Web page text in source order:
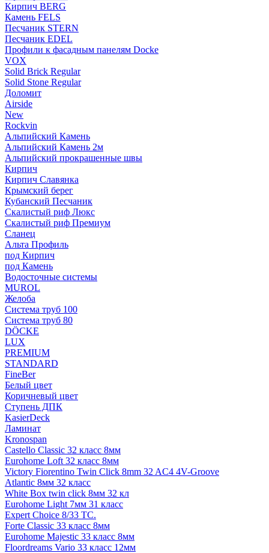
Кирпич BERG
Камень FELS
Пес­ча­ник STERN
Пес­ча­ник EDEL
Профили к фасадным панелям Docke
VOX
Solid Brick Regular
Solid Stone Regular
Доломит
Airside
New
Rockvin
Альпийский Камень
Альпийский Камень 2м
Альпийский прокрашенные швы
Кирпич
Кирпич Славянка
Крымский берег
Кубанский Песчаник
Скалистый риф Люкс
Скалистый риф Премиум
Сланец
Альта Профиль
под Кирпич
под Камень
Водосточные системы
MUROL
Желоба
Система труб 100
Система труб 80
DÖCKE
LUX
PREMIUM
STANDARD
FineBer
Белый цвет
Коричневый цвет
Ступень ДПК
KasierDeck
Ламинат
Kronospan
Castello Classic 32 класс 8мм
Eurohome Loft 32 класс 8мм
Victory Fiorentino Twin Click 8mm 32 AC4 4V-Groove
Atlantic 8мм 32 класс
White Box twin click 8мм 32 кл
Eurohome Light 7мм 31 класс
Expert Choice 8/33 TC.
Forte Classic 33 класс 8мм
Eurohome Majestic 33 класс 8мм
Floordreams Vario 33 класс 12мм